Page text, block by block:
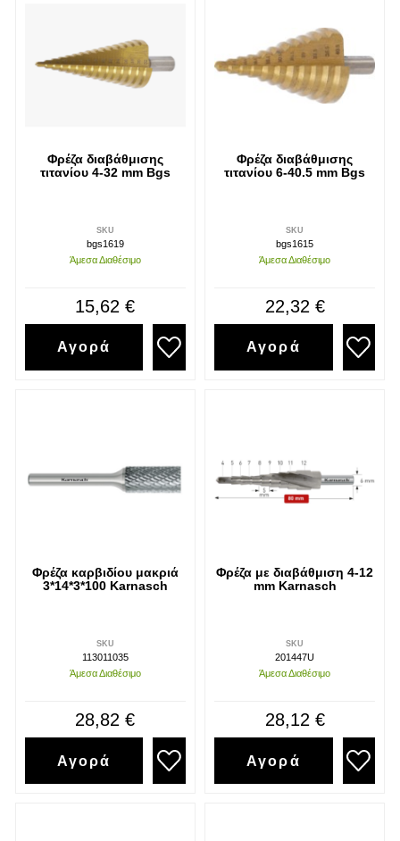
Φρέζα διαβάθμισης
τιτανίου 4-32 mm Bgs
SKU
bgs1619
Άμεσα Διαθέσιμο
15,62 €
Αγορά
Φρέζα διαβάθμισης
τιτανίου 6-40.5 mm Bgs
SKU
bgs1615
Άμεσα Διαθέσιμο
22,32 €
Αγορά
Φρέζα καρβιδίου μακριά
3*14*3*100 Karnasch
SKU
113011035
Άμεσα Διαθέσιμο
28,82 €
Αγορά
Φρέζα με διαβάθμιση 4-12
mm Karnasch
SKU
201447U
Άμεσα Διαθέσιμο
28,12 €
Αγορά